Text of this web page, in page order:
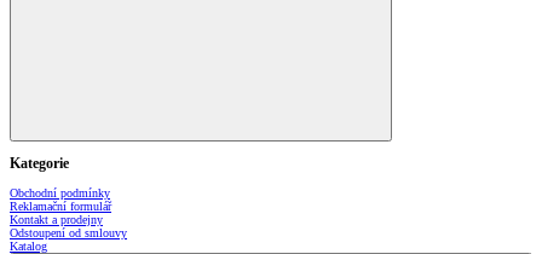
Kategorie
Obchodní podmínky
Reklamační formulář
Kontakt a prodejny
Odstoupení od smlouvy
Katalog